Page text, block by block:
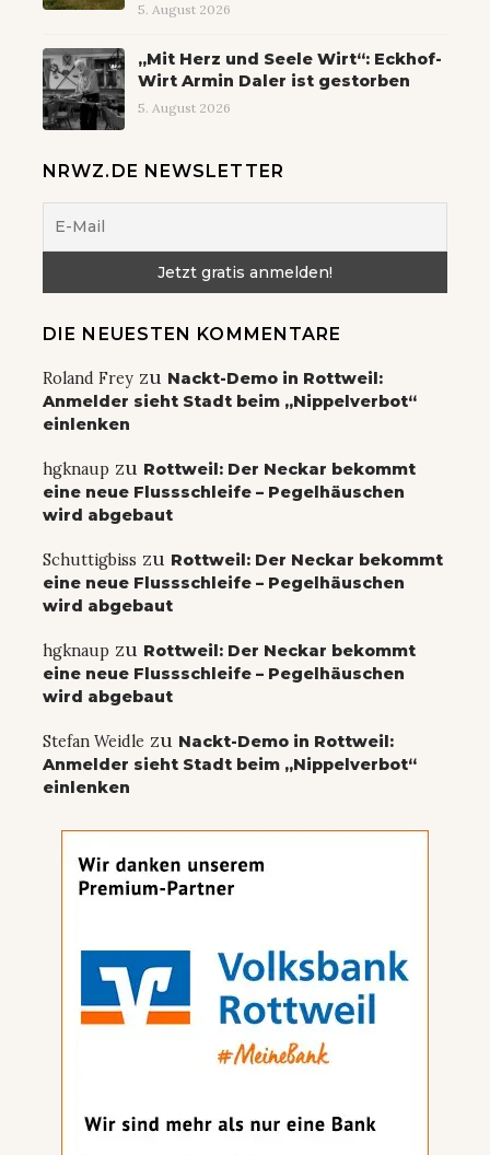
5. August 2026
„Mit Herz und Seele Wirt“: Eckhof-
Wirt Armin Daler ist gestorben
5. August 2026
NRWZ.DE NEWSLETTER
DIE NEUESTEN KOMMENTARE
Roland Frey zu Nackt-Demo in Rottweil:
Anmelder sieht Stadt beim „Nippelverbot“
einlenken
hgknaup zu Rottweil: Der Neckar bekommt
eine neue Flussschleife – Pegelhäuschen
wird abgebaut
Schuttigbiss zu Rottweil: Der Neckar bekommt
eine neue Flussschleife – Pegelhäuschen
wird abgebaut
hgknaup zu Rottweil: Der Neckar bekommt
eine neue Flussschleife – Pegelhäuschen
wird abgebaut
Stefan Weidle zu Nackt-Demo in Rottweil:
Anmelder sieht Stadt beim „Nippelverbot“
einlenken